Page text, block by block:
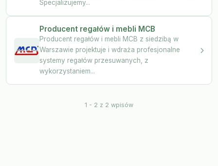
Specjalizujemy...
Producent regałów i mebli MCB
Producent regałów i mebli MCB z siedzibą w
Warszawie projektuje i wdraża profesjonalne
systemy regałów przesuwanych, z
wykorzystaniem...
1 - 2 z 2 wpisów